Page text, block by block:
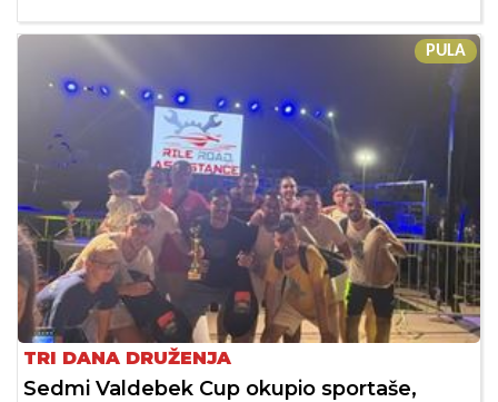
PULA
TRI DANA DRUŽENJA
Sedmi Valdebek Cup okupio sportaše,